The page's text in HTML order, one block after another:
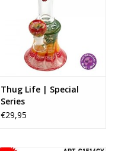
Thug Life | Special
Series
€29,95